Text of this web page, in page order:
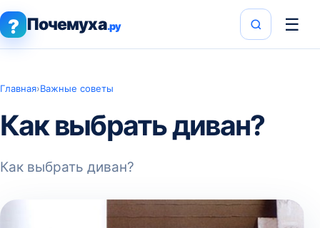
? Почемуха.ру ☰
Главная›Важные советы
Как выбрать диван?
Как выбрать диван?